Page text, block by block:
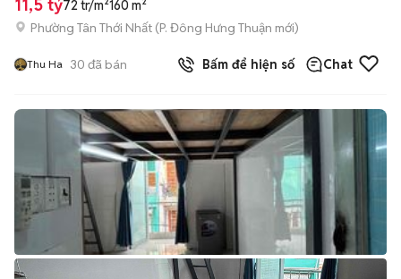
11,5 tỷ72 tr/m²160 m²
Phường Tân Thới Nhất (P. Đông Hưng Thuận mới)
Thu Ha 30 đã bán Bấm để hiện số Chat